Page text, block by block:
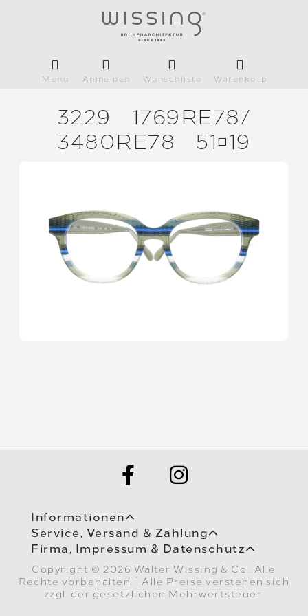
Menü Anmelden Wunschliste Warenkorb
3229
1769RE78/
3480RE78
5119
Informationen
Service, Versand & Zahlung
Firma, Impressum & Datenschutz
Copyright © 2026 Walter Wissing & Co.. Alle
Rechte vorbehalten.
* Alle Preise verstehen sich
zzgl. der gesetzlichen Mehrwertsteuer.